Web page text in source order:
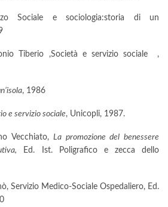
Sociale e sociologia:storia di un
Tiberio ,Società e servizio sociale ,
, 1986
e servizio sociale, Unicopli, 1987.
Vecchiato,La promozione del benessere
Ed. Ist. Poligrafico e zecca dello
Servizio Medico-Sociale Ospedaliero, Ed.